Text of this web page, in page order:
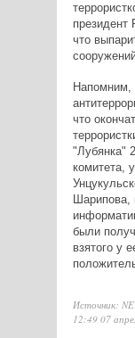
президент
что
Напомним,
что
"Лубянка"
комитета,
Шарипова,
были
взятого у
Источник:
12:49 07